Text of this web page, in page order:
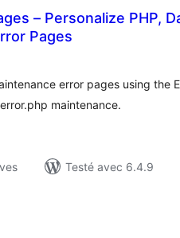
– Personalize PHP,
Pages
error pages using the
maintenance.
Testé avec 6.4.9